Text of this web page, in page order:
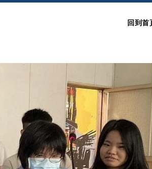
回到首